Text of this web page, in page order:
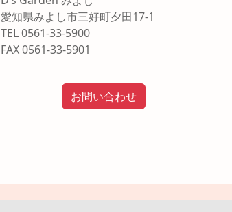
愛知県みよし市三好町夕田17-1
TEL 0561-33-5900
FAX 0561-33-5901
お問い合わせ